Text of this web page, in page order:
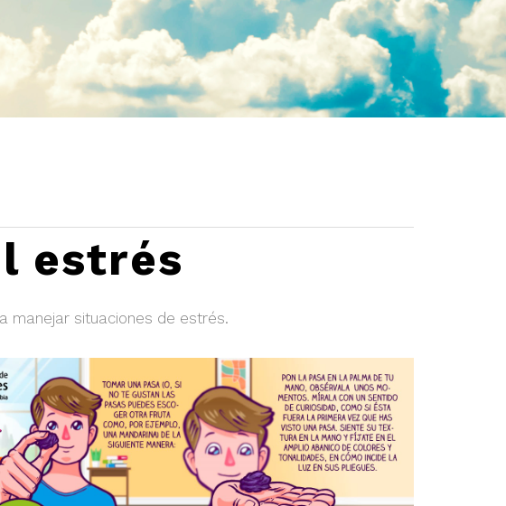
estrés
manejar situaciones de estrés.